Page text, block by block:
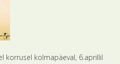
korrusel kolmapäeval, 6.aprillil